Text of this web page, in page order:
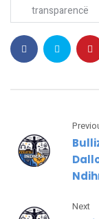
transparencë
Next